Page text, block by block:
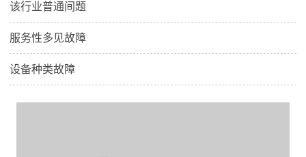
该行业普通间题
服务性多见故障
设备种类故障